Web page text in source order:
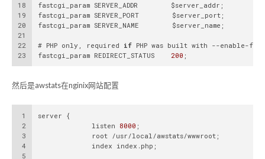
18
19
20
21
22
23
fastcgi_param SERVER_ADDR        $server_addr;
fastcgi_param SERVER_PORT        $server_port;
fastcgi_param SERVER_NAME        $server_name;
# PHP only, required if PHP was built with --enable-
fastcgi_param REDIRECT_STATUS 200 ;
然后是awstats在nginix网站配置
1
2
3
4
5
server {
             listen
8000 ;
             root /usr/local/awstats/wwwroot;
             index index.php;